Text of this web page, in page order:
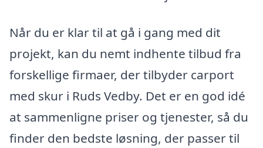
Når du er klar til at gå i gang med dit
projekt, kan du nemt indhente tilbud fra
forskellige firmaer, der tilbyder carport
med skur i Ruds Vedby. Det er en god idé
at sammenligne priser og tjenester, så du
finder den bedste løsning, der passer til